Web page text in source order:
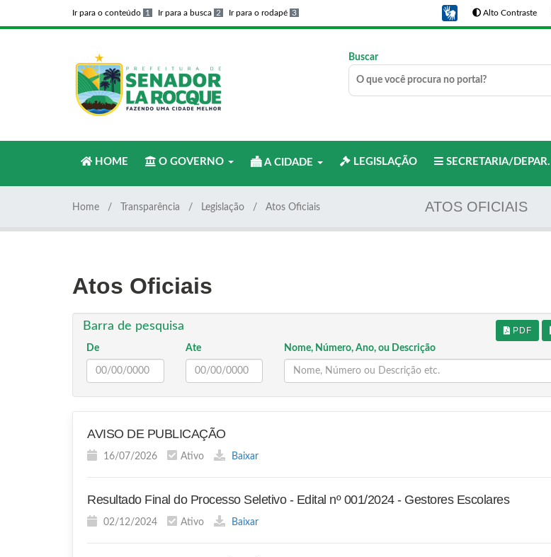
Ir para o conteúdo 1 Ir para a busca 2 Ir para o rodapé 3 Alto Contraste
Buscar
HOME O GOVERNO A CIDADE LEGISLAÇÃO SECRETARIA/DEPAR.
ATOS OFICIAIS
Home Transparência Legislação Atos Oficiais
Atos Oficiais
Barra de pesquisa PDF
De
Ate Nome, Número, Ano, ou Descrição
AVISO DE PUBLICAÇÃO
16/07/2026 Ativo Baixar
Resultado Final do Processo Seletivo - Edital nº 001/2024 - Gestores Escolares
02/12/2024 Ativo Baixar